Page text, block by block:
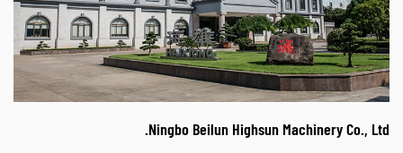
Ningbo Beilun Highsun Machinery Co., Ltd.